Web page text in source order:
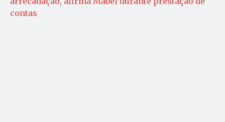
contas